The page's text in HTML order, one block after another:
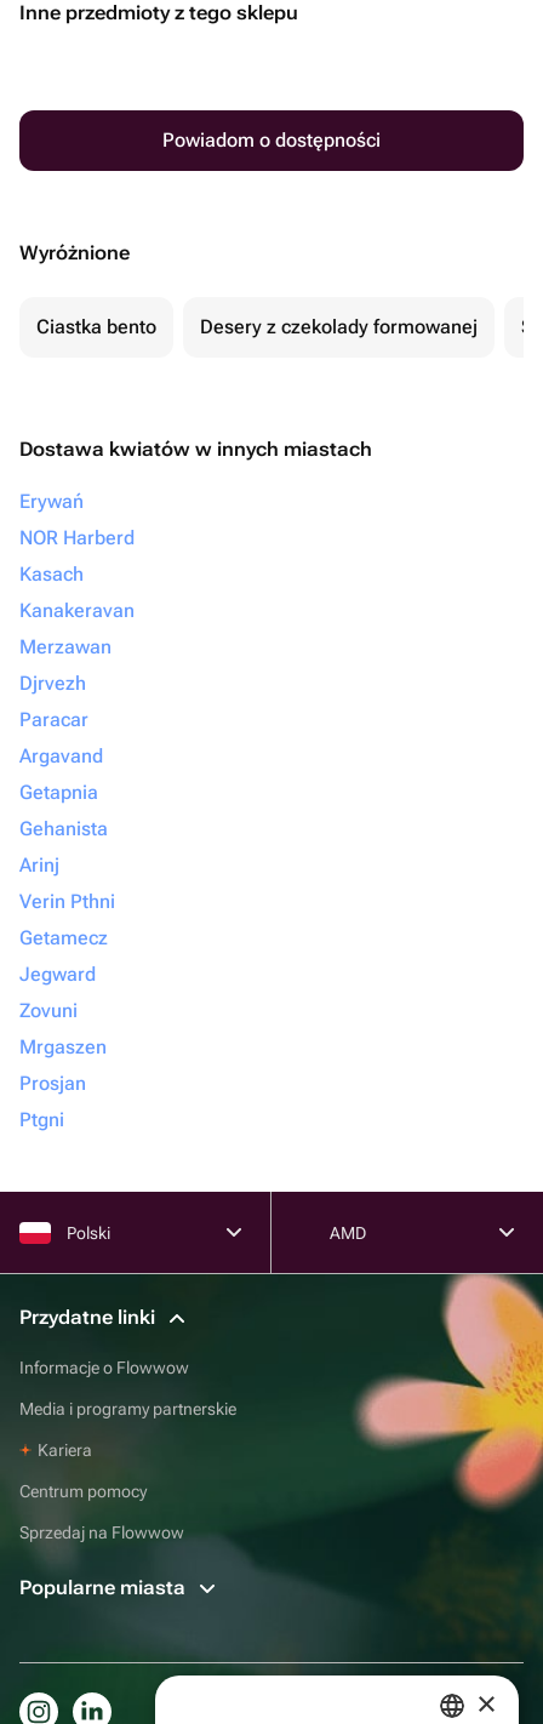
Inne przedmioty z tego sklepu
Powiadom o dostępności
Wyróżnione
Ciastka bento Desery z czekolady formowanej
Dostawa kwiatów w innych miastach
Erywań
NOR Harberd
Kasach
Kanakeravan
Merzawan
Djrvezh
Paracar
Argavand
Getapnia
Gehanista
Arinj
Verin Pthni
Getamecz
Jegward
Zovuni
Mrgaszen
Prosjan
Ptgni
Polski AMD
Przydatne linki
Informacje o Flowwow
Media i programy partnerskie
Kariera
Centrum pomocy
Sprzedaj na Flowwow
Popularne miasta
×